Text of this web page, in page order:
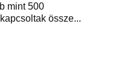
mint 500
össze...